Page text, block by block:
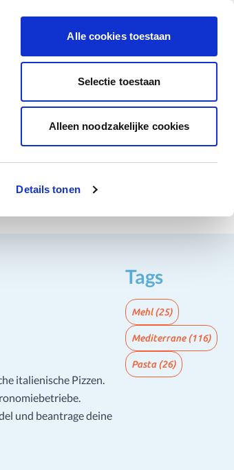
Details tonen
Alle cookies toestaan
Selectie toestaan
Alleen noodzakelijke cookies
anzeigen
Getränke anzeigen
für Kategorie Non-Food anzeigen
Angebote
Kunde werden
italienische Pizzen.
und beantrage deine
Tags
Mehl(25)
Mediterrane(116)
Pasta(26)